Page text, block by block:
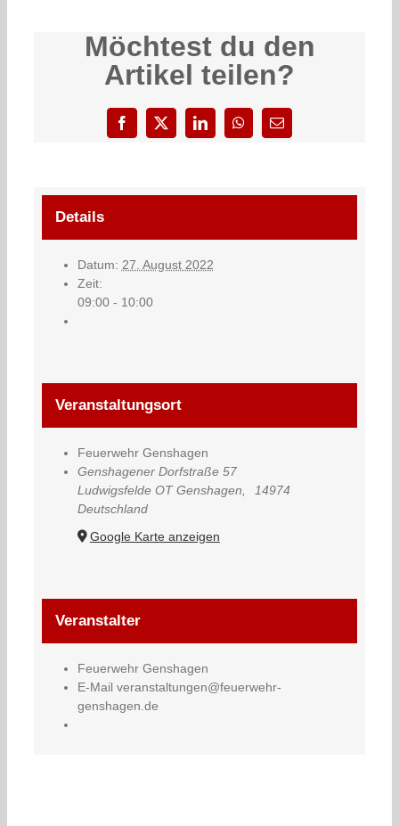
Möchtest du den
Artikel teilen?
Facebook
X LinkedInWhatsApp
E-
Mail
Details
Datum: 27. August 2022
Zeit:
09:00 - 10:00
Veranstaltungsort
Feuerwehr Genshagen
Genshagener Dorfstraße 57
Ludwigsfelde OT Genshagen
14974
Deutschland
Google Karte anzeigen
Veranstalter
Feuerwehr Genshagen
E-Mail veranstaltungen@feuerwehr-
genshagen.de